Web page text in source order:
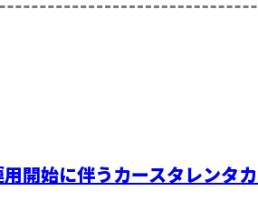
開始に伴うカースタレンタ